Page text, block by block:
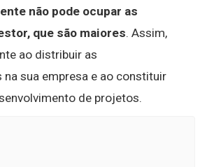
não pode ocupar as
que são maiores. Assim,
ao distribuir as
na sua empresa e ao constituir
de projetos.